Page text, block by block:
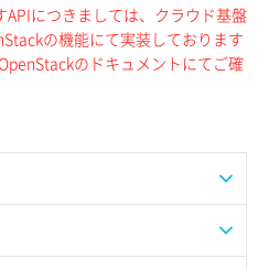
につきましては、クラウド基盤
の機能にて実装しております
のドキュメントにてご確